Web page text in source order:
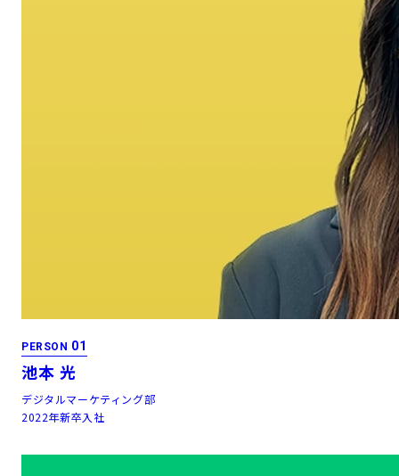
PERSON 01
池本 光
デジタルマーケティング部
2022年新卒入社